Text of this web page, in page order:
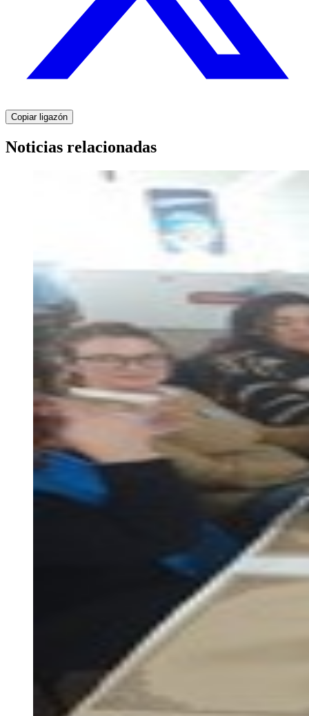
Copiar ligazón
Noticias relacionadas